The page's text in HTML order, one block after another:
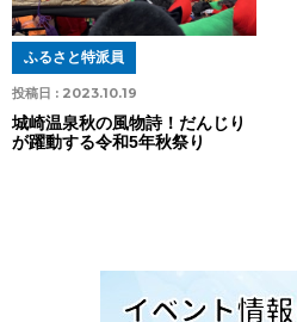
投稿日 : 2023.10.19
ふるさと特派員
城崎温泉秋の風物詩！だんじり
が躍動する令和5年秋祭り